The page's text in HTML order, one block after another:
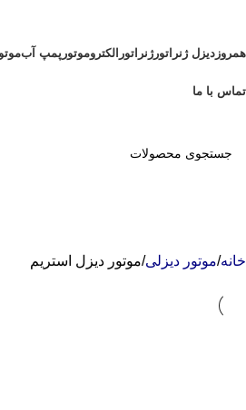
همروز دیزل ژنراتورژنراتور الکتروموتور پمپ آب
تماس با ما
خانه موتور دیزلی موتور دیزل استریم